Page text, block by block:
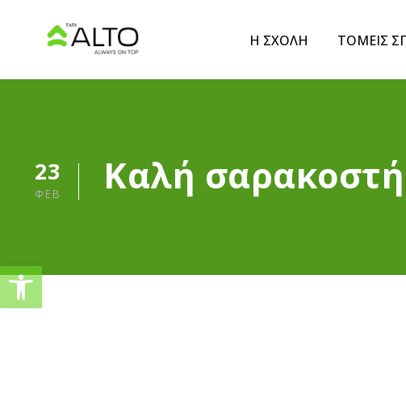
Η ΣΧΟΛΗ ΤΟΜΕΙΣ
23
ΦΕΒ Καλή
Ανοίξτε τη γραμμή εργαλείων